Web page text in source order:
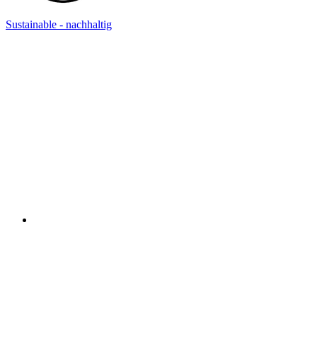
Sustainable - nachhaltig